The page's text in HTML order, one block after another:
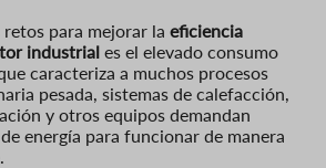
para mejorar la eficiencia
industrial es el elevado consumo
caracteriza a muchos procesos
pesada, sistemas de calefacción,
y otros equipos demandan
energía para funcionar de manera